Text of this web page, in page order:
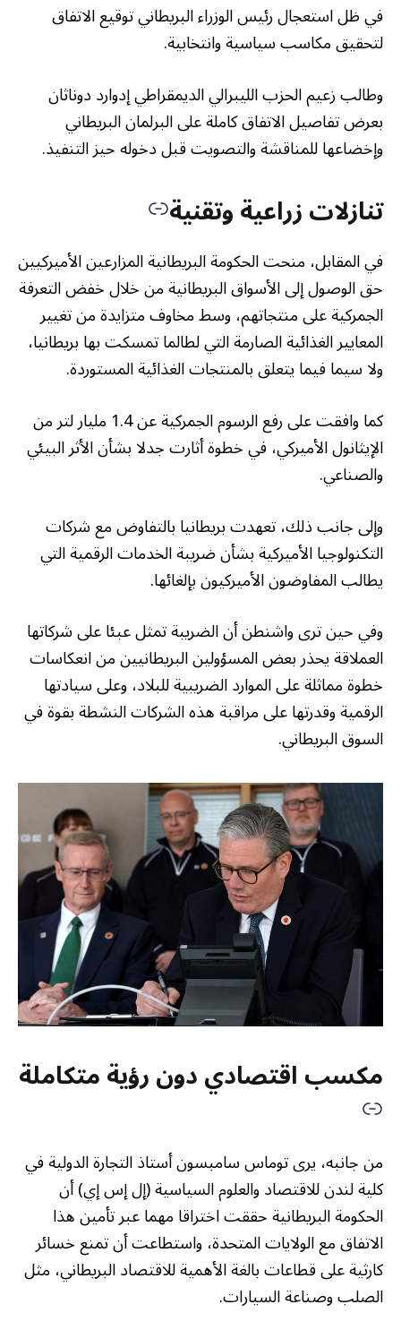
في ظل استعجال رئيس الوزراء البريطاني توقيع الاتفاق
لتحقيق مكاسب سياسية وانتخابية.
وطالب زعيم الحزب الليبرالي الديمقراطي إدوارد دوناثان
بعرض تفاصيل الاتفاق كاملة على البرلمان البريطاني
وإخضاعها للمناقشة والتصويت قبل دخوله حيز التنفيذ.
تنازلات زراعية وتقنية
في المقابل، منحت الحكومة البريطانية المزارعين الأميركيين
حق الوصول إلى الأسواق البريطانية من خلال خفض التعرفة
الجمركية على منتجاتهم، وسط مخاوف متزايدة من تغيير
المعايير الغذائية الصارمة التي لطالما تمسكت بها بريطانيا،
ولا سيما فيما يتعلق بالمنتجات الغذائية المستوردة.
كما وافقت على رفع الرسوم الجمركية عن 1.4 مليار لتر من
الإيثانول الأميركي، في خطوة أثارت جدلا بشأن الأثر البيئي
والصناعي.
وإلى جانب ذلك، تعهدت بريطانيا بالتفاوض مع شركات
التكنولوجيا الأميركية بشأن ضريبة الخدمات الرقمية التي
يطالب المفاوضون الأميركيون بإلغائها.
وفي حين ترى واشنطن أن الضريبة تمثل عبئا على شركاتها
العملاقة يحذر بعض المسؤولين البريطانيين من انعكاسات
خطوة مماثلة على الموارد الضريبية للبلاد، وعلى سيادتها
الرقمية وقدرتها على مراقبة هذه الشركات النشطة بقوة في
السوق البريطاني.
مكسب اقتصادي دون رؤية متكاملة
من جانبه، يرى توماس سامبسون أستاذ التجارة الدولية في
كلية لندن للاقتصاد والعلوم السياسية (إل إس إي) أن
الحكومة البريطانية حققت اختراقا مهما عبر تأمين هذا
الاتفاق مع الولايات المتحدة، واستطاعت أن تمنع خسائر
كارثية على قطاعات بالغة الأهمية للاقتصاد البريطاني، مثل
الصلب وصناعة السيارات.